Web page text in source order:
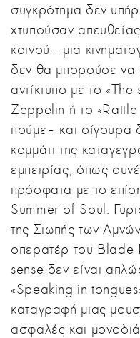
συγκρότημα δεν
χτυπούσαν
κοινού –μια
δεν θα μπορούσε να
αντίκτυπο με το
Zeppelin ή το
πούμε– και σίγουρα
κομμάτι της
εμπειρίας, όπως
πρόσφατα με το
Summer of Soul.
της Σιωπής των
οπερατέρ του Blade
sense δεν είναι
«Speaking in
καταγραφή μιας
ασφαλές και